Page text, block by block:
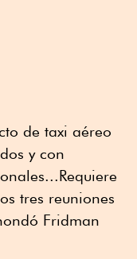
de taxi aéreo
y con
tres reuniones
Fridman